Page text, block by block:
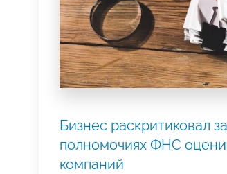
Бизнес раскритиковал
полномочиях ФНС
компаний